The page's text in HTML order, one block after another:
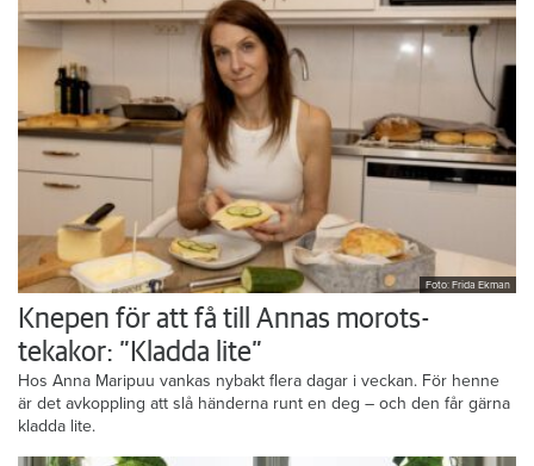
Foto: Frida Ekman
Knepen för att få till Annas morots-
tekakor: ”Kladda lite”
Hos Anna Maripuu vankas nybakt flera dagar i veckan. För henne
är det avkoppling att slå händerna runt en deg – och den får gärna
kladda lite.